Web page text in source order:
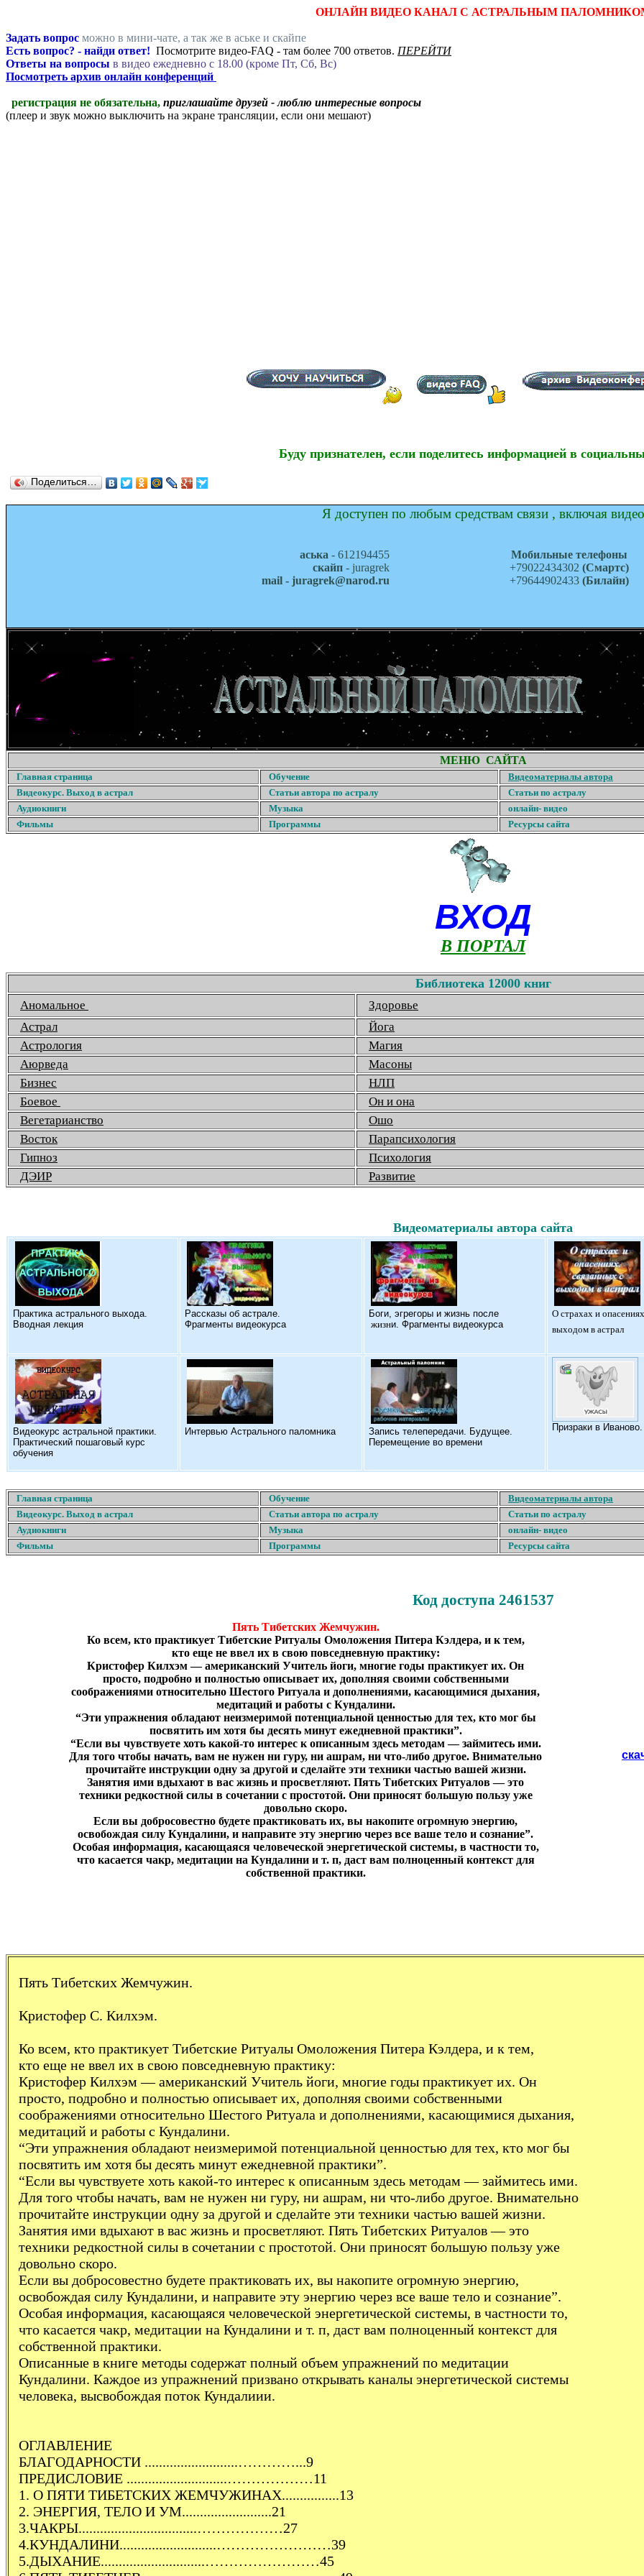
ОНЛАЙН ВИДЕО КАНАЛ С АСТРАЛЬНЫМ
Задать вопрос можно в мини-чате, а так же в аське и скайпе
Есть вопрос? - найди ответ! Посмотрите видео-FAQ - там более 700 ответов. ПЕРЕЙТИ
Ответы на вопросы в видео ежедневно c 18.00 (кроме Пт, Сб, Вс)
Посмотреть архив онлайн конференций
регистрация не обязательна, приглашайте друзей - люблю интересные вопросы
(плеер и звук можно выключить на экране трансляции, если они мешают)
Буду признателен, если поделитесь информацией в
Поделиться…
Я доступен по любым средствам связи , включая видео
аська - 612194455
скайп - juragrek
mail - juragrek@narod.ru
Мобильные телефоны
+79022434302 (Смартс)
+79644902433(Билайн)
МЕНЮ САЙТА
Главная страница Обучение
Видеоматериалы автора
Видеокурс. Выход в астрал
Статьи автора по астралу
Статьи по астралу
Аудиокниги
Музыка
онлайн- видео
Фильмы
Программы Ресурсы сайта
ВХОД
В ПОРТАЛ
Библиотека 12000 книг
Аномальное
Здоровье
Астрал
Йога
Астрология
Магия
Аюрведа
Масоны
Бизнес
НЛП
Боевое
Он и она
Вегетарианство
Ошо
Восток
Парапсихология
Гипноз
Психология
ДЭИР
Развитие
Видеоматериалы автора сайта
Практика астрального выхода.
Вводная лекция
Рассказы об астрале.
Фрагменты видеокурса
Боги, эгрегоры и жизнь после
жизни. Фрагменты видеокурса
О страхах и
выходом в астрал
Видеокурс астральной практики.
Практический пошаговый курс
обучения
Интервью Астрального паломника
Запись телепередачи. Будущее.
Перемещение во времени
Призраки в
Главная страница Обучение
Видеоматериалы автора
Видеокурс. Выход в астрал
Статьи автора по астралу
Статьи по астралу
Аудиокниги
Музыка
онлайн- видео
Фильмы
Программы Ресурсы сайта
Код доступа 2461537
Пять Тибетских Жемчужин.
Ко всем, кто практикует Тибетские Ритуалы Омоложения Питера Кэлдера, и к тем,
кто еще не ввел их в свою повседневную практику:
Кристофер Килхэм — американский Учитель йоги, многие годы практикует их. Он
просто, подробно и полностью описывает их, дополняя своими собственными
соображениями относительно Шестого Ритуала и дополнениями, касающимися дыхания,
медитаций и работы с Кундалини.
“Эти упражнения обладают неизмеримой потенциальной ценностью для тех, кто мог бы
посвятить им хотя бы десять минут ежедневной практики”.
“Если вы чувствуете хоть какой-то интерес к описанным здесь методам — займитесь ими.
Для того чтобы начать, вам не нужен ни гуру, ни ашрам, ни что-либо другое. Внимательно
прочитайте инструкции одну за другой и сделайте эти техники частью вашей жизни.
Занятия ими вдыхают в вас жизнь и просветляют. Пять Тибетских Ритуалов — это
техники редкостной силы в сочетании с простотой. Они приносят большую пользу уже
довольно скоро.
Если вы добросовестно будете практиковать их, вы накопите огромную энергию,
освобождая силу Кундалини, и направите эту энергию через все ваше тело и сознание”.
Особая информация, касающаяся человеческой энергетической системы, в частности то,
что касается чакр, медитации на Кундалини и т. п, даст вам полноценный контекст для
собственной практики.
Пять Тибетских Жемчужин.
Кристофер С. Килхэм.
Ко всем, кто практикует Тибетские Ритуалы Омоложения Питера Кэлдера, и к тем,
кто еще не ввел их в свою повседневную практику:
Кристофер Килхэм — американский Учитель йоги, многие годы практикует их. Он
просто, подробно и полностью описывает их, дополняя своими собственными
соображениями относительно Шестого Ритуала и дополнениями, касающимися дыхания,
медитаций и работы с Кундалини.
“Эти упражнения обладают неизмеримой потенциальной ценностью для тех, кто мог бы
посвятить им хотя бы десять минут ежедневной практики”.
“Если вы чувствуете хоть какой-то интерес к описанным здесь методам — займитесь ими.
Для того чтобы начать, вам не нужен ни гуру, ни ашрам, ни что-либо другое. Внимательно
прочитайте инструкции одну за другой и сделайте эти техники частью вашей жизни.
Занятия ими вдыхают в вас жизнь и просветляют. Пять Тибетских Ритуалов — это
техники редкостной силы в сочетании с простотой. Они приносят большую пользу уже
довольно скоро.
Если вы добросовестно будете практиковать их, вы накопите огромную энергию,
освобождая силу Кундалини, и направите эту энергию через все ваше тело и сознание”.
Особая информация, касающаяся человеческой энергетической системы, в частности то,
что касается чакр, медитации на Кундалини и т. п, даст вам полноценный контекст для
собственной практики.
Описанные в книге методы содержат полный объем упражнений по медитации
Кундалини. Каждое из упражнений призвано открывать каналы энергетической системы
человека, высвобождая поток Кундалиии.
ОГЛАВЛЕНИЕ
БЛАГОДАРНОСТИ ..........................…………...9
ПРЕДИСЛОВИЕ ............................………………11
1. О ПЯТИ ТИБЕТСКИХ ЖЕМЧУЖИНАХ................13
2. ЭНЕРГИЯ, ТЕЛО И УМ.........................21
3.ЧАКРЫ.................................………………27
4.КУНДАЛИНИ...........................……………………39
5.ДЫХАНИЕ.............................……………………45